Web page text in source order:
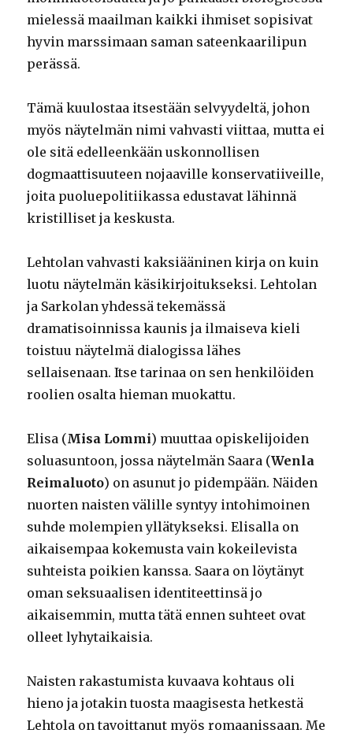
mielessä maailman kaikki ihmiset sopisivat
hyvin marssimaan saman sateenkaarilipun
perässä.
Tämä kuulostaa itsestään selvyydeltä, johon
myös näytelmän nimi vahvasti viittaa, mutta ei
ole sitä edelleenkään uskonnollisen
dogmaattisuuteen nojaaville konservatiiveille,
joita puoluepolitiikassa edustavat lähinnä
kristilliset ja keskusta.
Lehtolan vahvasti kaksiääninen kirja on kuin
luotu näytelmän käsikirjoitukseksi. Lehtolan
ja Sarkolan yhdessä tekemässä
dramatisoinnissa kaunis ja ilmaiseva kieli
toistuu näytelmä dialogissa lähes
sellaisenaan. Itse tarinaa on sen henkilöiden
roolien osalta hieman muokattu.
Elisa (Misa Lommi) muuttaa opiskelijoiden
soluasuntoon, jossa näytelmän Saara (Wenla
Reimaluoto) on asunut jo pidempään. Näiden
nuorten naisten välille syntyy intohimoinen
suhde molempien yllätykseksi. Elisalla on
aikaisempaa kokemusta vain kokeilevista
suhteista poikien kanssa. Saara on löytänyt
oman seksuaalisen identiteettinsä jo
aikaisemmin, mutta tätä ennen suhteet ovat
olleet lyhytaikaisia.
Naisten rakastumista kuvaava kohtaus oli
hieno ja jotakin tuosta maagisesta hetkestä
Lehtola on tavoittanut myös romaanissaan. Me